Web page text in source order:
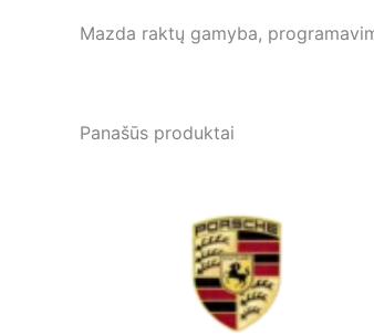
Mazda raktų gamyba,
Panašūs produktai